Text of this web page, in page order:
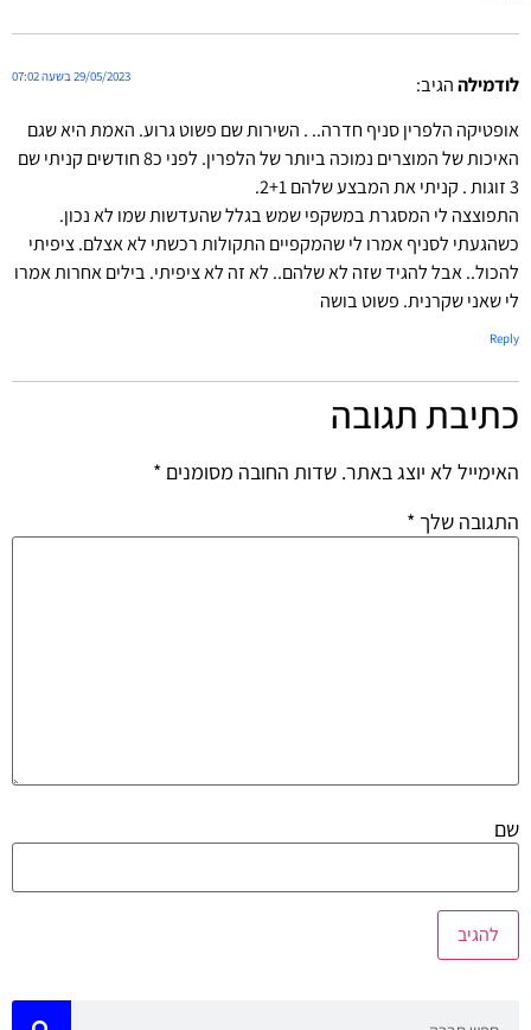
לודמילההגיב: 29/05/2023 בשעה 07:02
אופטיקה הלפרין סניף חדרה.. . השירות שם פשוט גרוע. האמת היא שגם
האיכות של המוצרים נמוכה ביותר של הלפרין. לפני כ8 חודשים קניתי שם
3 זוגות . קניתי את המבצע שלהם 2+1.
התפוצצה לי המסגרת במשקפי שמש בגלל שהעדשות שמו לא נכון.
כשהגעתי לסניף אמרו לי שהמקפיים התקולות רכשתי לא אצלם. ציפיתי
להכול.. אבל להגיד שזה לא שלהם.. לא זה לא ציפיתי. בילים אחרות אמרו
לי שאני שקרנית. פשוט בושה
Reply
כתיבת תגובה
האימייל לא יוצג באתר. שדות החובה מסומנים *
התגובה שלך *
שם